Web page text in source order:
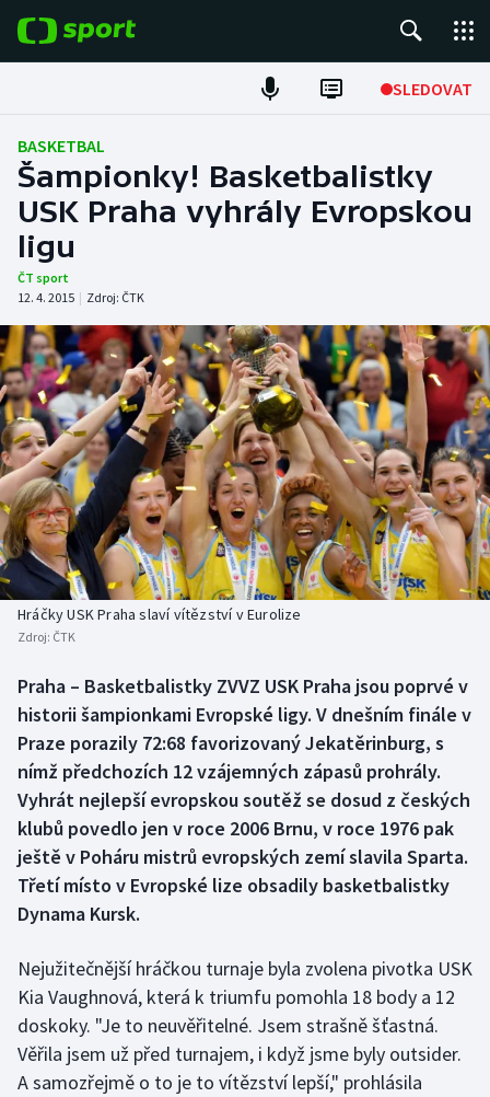
SLEDOVAT
Fotbal
Hokej
Tenis
Atletika
Cyklistika
DALŠÍ SPORTY
Americký fotbal
Baseball a softbal
Basketbal
Biatlon
Box
Curling
Dostihy
Florbal
Futsal
Golf
Gymnastika
Házená
NEPŘEHLÉDNĚTE
Soutěže
Historické návraty
Aplikace ČT sport
BASKETBAL
Šampionky! Basketbalistky
USK Praha vyhrály Evropskou
ligu
ČT sport
12. 4. 2015 | Zdroj: ČTK
Hráčky USK Praha slaví vítězství v Eurolize
Zdroj: ČTK
Praha – Basketbalistky ZVVZ USK Praha jsou poprvé v
historii šampionkami Evropské ligy. V dnešním finále v
Praze porazily 72:68 favorizovaný Jekatěrinburg, s
nímž předchozích 12 vzájemných zápasů prohrály.
Vyhrát nejlepší evropskou soutěž se dosud z českých
klubů povedlo jen v roce 2006 Brnu, v roce 1976 pak
ještě v Poháru mistrů evropských zemí slavila Sparta.
Třetí místo v Evropské lize obsadily basketbalistky
Dynama Kursk.
Nejužitečnější hráčkou turnaje byla zvolena pivotka USK
Kia Vaughnová, která k triumfu pomohla 18 body a 12
doskoky. "Je to neuvěřitelné. Jsem strašně šťastná.
Věřila jsem už před turnajem, i když jsme byly outsider.
A samozřejmě o to je to vítězství lepší," prohlásila